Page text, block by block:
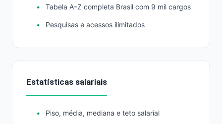
Tabela A–Z completa Brasil com 9 mil cargos
Pesquisas e acessos ilimitados
Estatísticas salariais
Piso, média, mediana e teto salarial